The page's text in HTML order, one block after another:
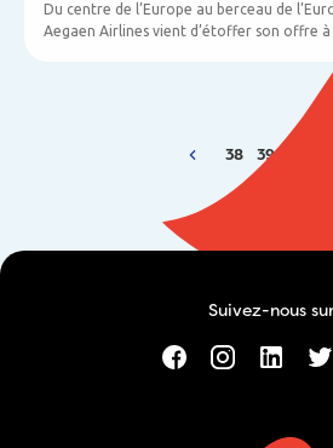
Du centre de l’Europe au berceau de
Aegaen Airlines vient d’étoffer son offre
s’envoler deux fois par jour à destination
la somptueuse île de Crète, située dans la
1er juin, deux vols par semaine vous
grecque située la plus au nord de la mer
38 39
Suivez-nous sur